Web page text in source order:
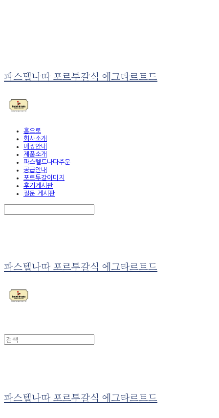
파스텔나따 포르투갈식 에그타르트드
홈으로
회사소개
매장안내
제품소개
파스텔드나따주문
공급안내
포르투갈이미지
후기게시판
질문 게시판
파스텔나따 포르투갈식 에그타르트드
파스텔나따 포르투갈식 에그타르트드